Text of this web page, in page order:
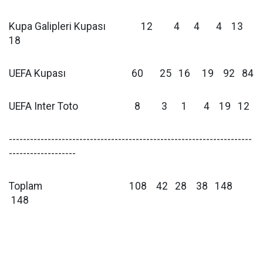
Kupa Galipleri Kupası 12 4 4 4 13
18
UEFA Kupası 60 25 16 19 92 84
UEFA Inter Toto 8 3 1 4 19 12
---------------------------------------------------------------------
-------------------
Toplam 108 42 28 38 148
148